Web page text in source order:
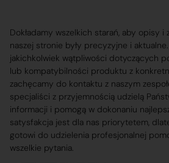
Dokładamy wszelkich starań, aby opisy
naszej stronie były precyzyjne i
jakichkolwiek wątpliwości dotyczących
lub kompatybilności produktu z
zachęcamy do kontaktu z naszym
specjaliści z przyjemnością udzielą
informacji i pomogą w dokonaniu
satysfakcja jest dla nas priorytetem,
gotowi do udzielenia profesjonalnej
wszelkie pytania.